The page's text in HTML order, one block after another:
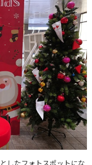
したフォトスポットにな